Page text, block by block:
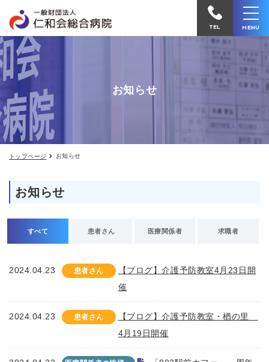
せ
病
院
電
TEL MENU
お知らせ
トップページ お知らせ
お知らせ
すべて 患者さん 医療関係者 求職者
2024.04.23 患者さん
【ブログ】介護予防教室4月23日開
催
2024.04.23 患者さん
【ブログ】介護予防教室・楢の里
4月19日開催